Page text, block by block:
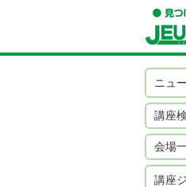
ニュ
講座
会場
講座